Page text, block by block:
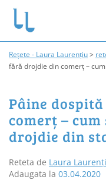
Rețete - Laura Laurențiu>
fără drojdie din comerț –
Pâine
comerț –
drojdie din
Reteta de Laura
Adaugata la 03.04.2020